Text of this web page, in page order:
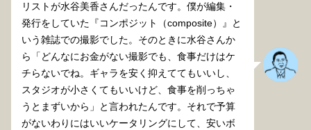
リストが水谷美香さんだったんです。僕が編集・
発行をしていた『コンポジット（composite）』と
いう雑誌での撮影でした。そのときに水谷さんか
ら「どんなにお金がない撮影でも、食事だけはケ
チらないでね。ギャラを安く抑えててもいいし、
スタジオが小さくてもいいけど、食事を削っちゃ
うとまずいから」と言われたんです。それで予算
がないわりにはいいケータリングにして、安いボ